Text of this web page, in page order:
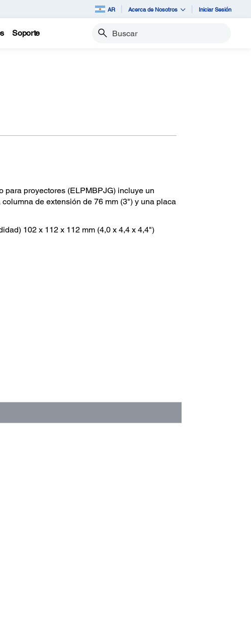
AR Acerca de Nosotros Iniciar Sesión
Soporte Buscar
para proyectores (ELPMBPJG) incluye un
de extensión de 76 mm (3") y una placa
102 x 112 x 112 mm (4,0 x 4,4 x 4,4")